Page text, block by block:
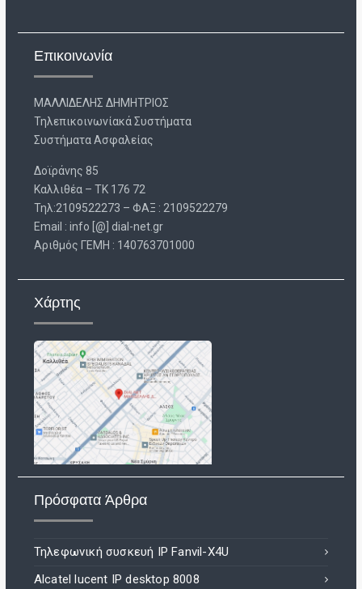
Επικοινωνία
ΜΑΛΛΙΔΕΛΗΣ ΔΗΜΗΤΡΙΟΣ
Τηλεπικοινωνίακά Συστήματα
Συστήματα Ασφαλείας
Δοϊράνης 85
Καλλιθέα – ΤΚ 176 72
Τηλ:2109522273 – ΦΑΞ : 2109522279
Email : info [@] dial-net.gr
Aριθμός ΓΕΜΗ : 140763701000
Χάρτης
Πρόσφατα Άρθρα
Τηλεφωνική συσκευή IP Fanvil-X4U
Alcatel lucent IP desktop 8008